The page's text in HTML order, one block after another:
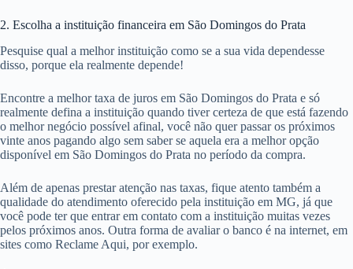
2. Escolha a instituição financeira em São Domingos do Prata
Pesquise qual a melhor instituição como se a sua vida dependesse
disso, porque ela realmente depende!
Encontre a melhor taxa de juros em São Domingos do Prata e só
realmente defina a instituição quando tiver certeza de que está fazendo
o melhor negócio possível afinal, você não quer passar os próximos
vinte anos pagando algo sem saber se aquela era a melhor opção
disponível em São Domingos do Prata no período da compra.
Além de apenas prestar atenção nas taxas, fique atento também a
qualidade do atendimento oferecido pela instituição em MG, já que
você pode ter que entrar em contato com a instituição muitas vezes
pelos próximos anos. Outra forma de avaliar o banco é na internet, em
sites como Reclame Aqui, por exemplo.